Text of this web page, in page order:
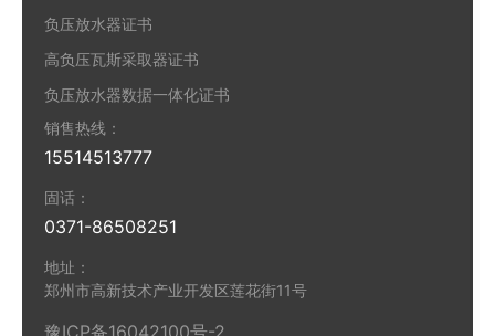
负压放水器证书
高负压瓦斯采取器证书
负压放水器数据一体化证书
销售热线：
15514513777
固话：
0371-86508251
地址：
郑州市高新技术产业开发区莲花街11号
豫ICP备16042100号-2